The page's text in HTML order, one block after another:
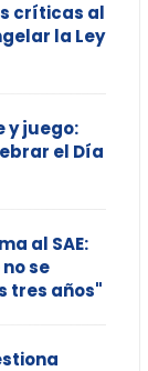
críticas al
la Ley
y juego:
el Día
al SAE:
se
tres años"